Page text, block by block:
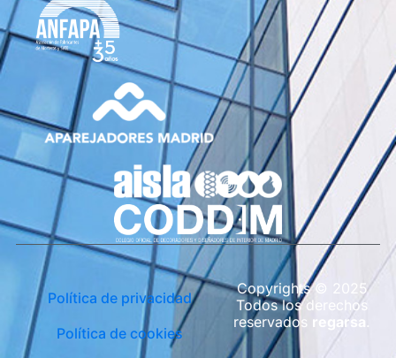
Política de privacidad
Política de cookies
Copyrights © 2025
Todos los derechos
reservados regarsa .